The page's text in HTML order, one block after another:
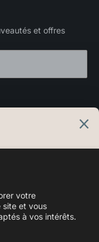
votre
site et vous
à vos intérêts.
et offres